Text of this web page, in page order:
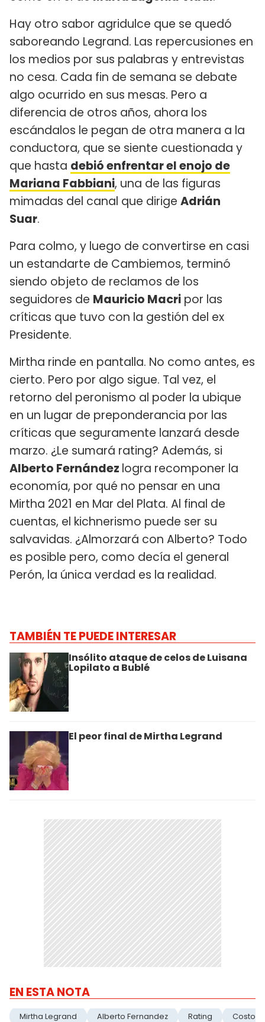
Hay otro sabor agridulce que se quedó
saboreando Legrand. Las repercusiones en
los medios por sus palabras y entrevistas
no cesa. Cada fin de semana se debate
algo ocurrido en sus mesas. Pero a
diferencia de otros años, ahora los
escándalos le pegan de otra manera a la
conductora, que se siente cuestionada y
que hasta debió enfrentar el enojo de
Mariana Fabbiani, una de las figuras
mimadas del canal que dirige Adrián
Suar.
Para colmo, y luego de convertirse en casi
un estandarte de Cambiemos, terminó
siendo objeto de reclamos de los
seguidores de Mauricio Macri por las
críticas que tuvo con la gestión del ex
Presidente.
Mirtha rinde en pantalla. No como antes, es
cierto. Pero por algo sigue. Tal vez, el
retorno del peronismo al poder la ubique
en un lugar de preponderancia por las
críticas que seguramente lanzará desde
marzo. ¿Le sumará rating? Además, si
Alberto Fernández logra recomponer la
economía, por qué no pensar en una
Mirtha 2021 en Mar del Plata. Al final de
cuentas, el kichnerismo puede ser su
salvavidas. ¿Almorzará con Alberto? Todo
es posible pero, como decía el general
Perón, la única verdad es la realidad.
TAMBIÉN TE PUEDE INTERESAR
Insólito ataque de celos de Luisana
Lopilato a Bublé
El peor final de Mirtha Legrand
EN ESTA NOTA
Mirtha Legrand Alberto Fernandez Rating Costos